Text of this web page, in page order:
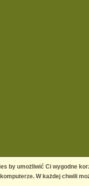
by umożliwić Ci wygodne
W każdej chwili